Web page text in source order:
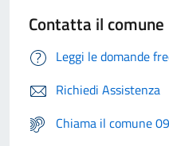
Contatta il comune
Leggi le domande
Richiedi Assistenza
Chiama il comune